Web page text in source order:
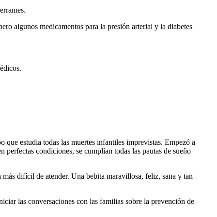
algunos medicamentos para la presión arterial y la diabetes
estudia todas las muertes infantiles imprevistas. Empezó a
condiciones, se cumplían todas las pautas de sueño
difícil de atender. Una bebita maravillosa, feliz, sana y tan
las conversaciones con las familias sobre la prevención de